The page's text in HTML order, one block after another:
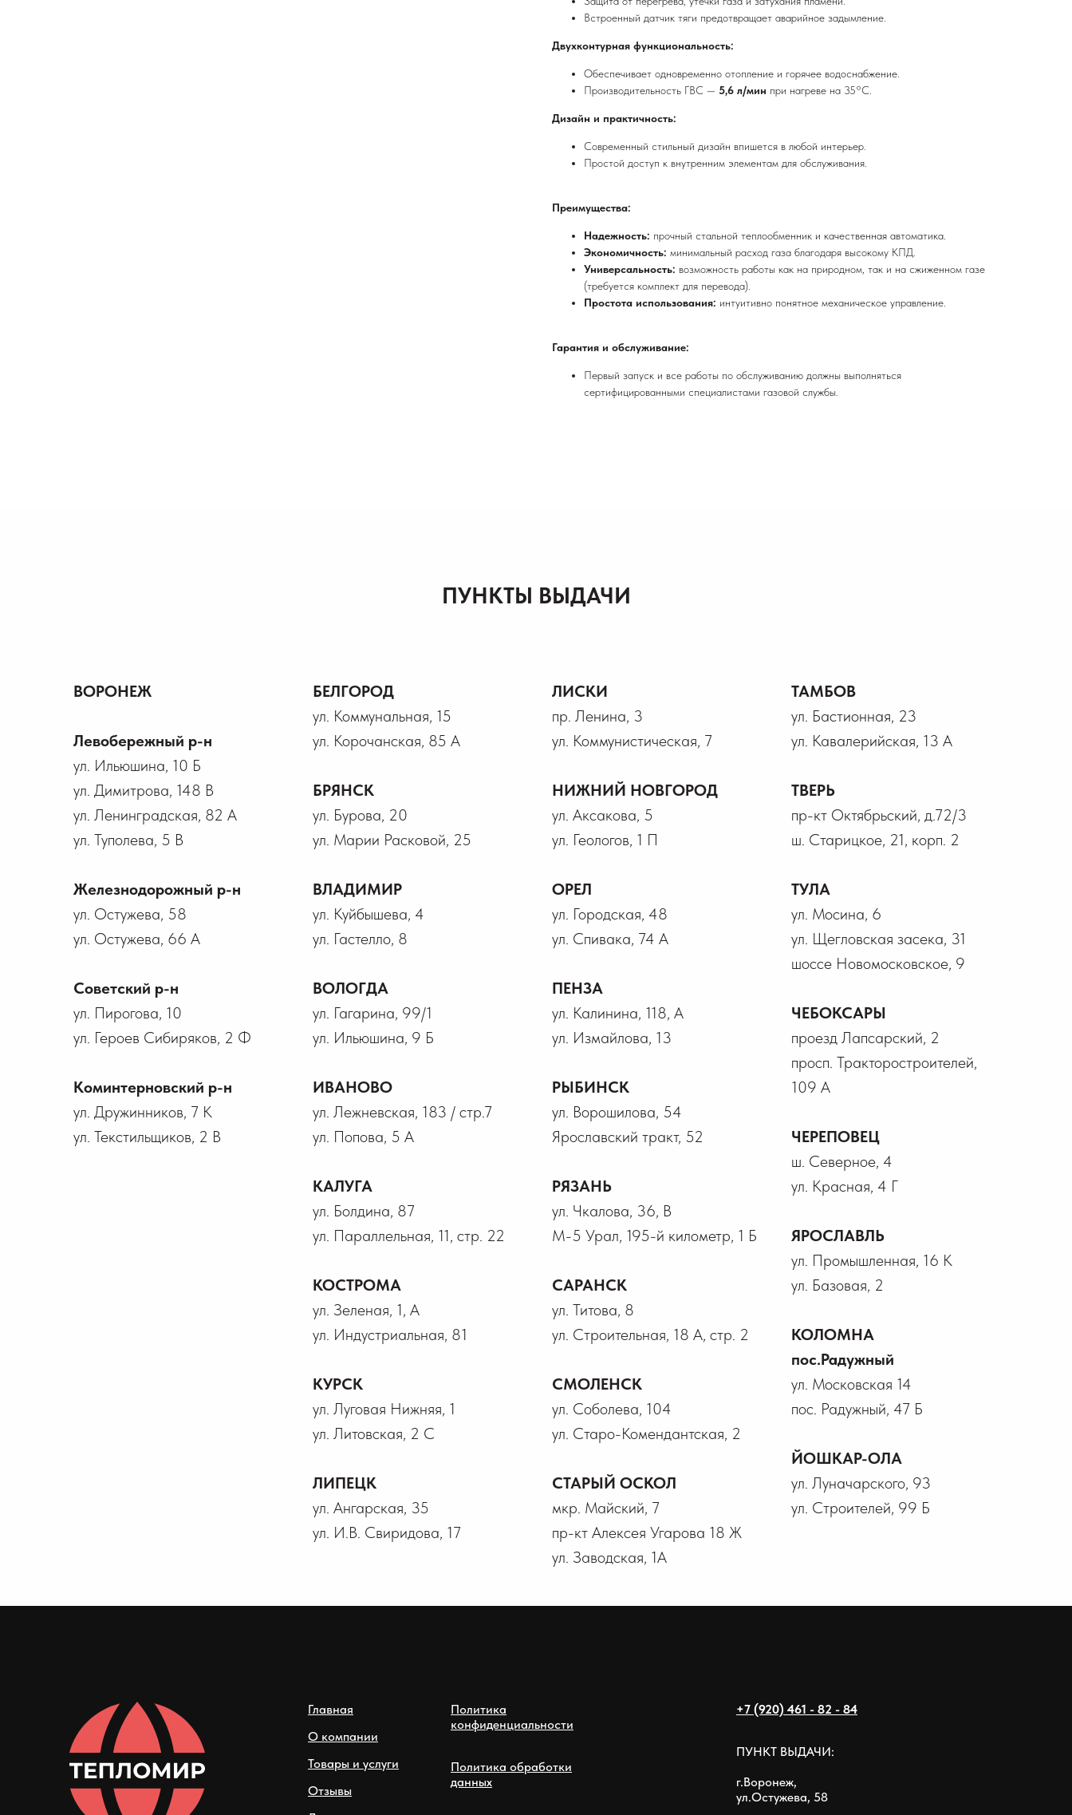
Встроенный датчик тяги предотвращает аварийное задымление.
Двухконтурная функциональность:
Обеспечивает одновременно отопление и горячее водоснабжение.
Производительность ГВС — 5,6 л/мин при нагреве на 35°C.
Дизайн и практичность:
Современный стильный дизайн впишется в любой интерьер.
Простой доступ к внутренним элементам для обслуживания.
Преимущества:
Надежность: прочный стальной теплообменник и качественная автоматика.
Экономичность: минимальный расход газа благодаря высокому КПД.
Универсальность: возможность работы как на природном, так и на сжиженном газе
(требуется комплект для перевода).
Простота использования: интуитивно понятное механическое управление.
Гарантия и обслуживание:
Первый запуск и все работы по обслуживанию должны выполняться
сертифицированными специалистами газовой службы.
ПУНКТЫ ВЫДАЧИ
ВОРОНЕЖ
Левобережный р-н
ул. Ильюшина, 10 Б
ул. Димитрова, 148 В
ул. Ленинградская, 82 А
ул. Туполева, 5 В
Железнодорожный р-н
ул. Остужева, 58
ул. Остужева, 66 А
Советский р-н
ул. Пирогова, 10
ул. Героев Сибиряков, 2 Ф
Коминтерновский р-н
ул. Дружинников, 7 К
ул. Текстильщиков, 2 В
БЕЛГОРОД
ул. Коммунальная, 15
ул. Корочанская, 85 А
БРЯНСК
ул. Бурова, 20
ул. Марии Расковой, 25
ВЛАДИМИР
ул. Куйбышева, 4
ул. Гастелло, 8
ВОЛОГДА
ул. Гагарина, 99/1
ул. Ильюшина, 9 Б
ИВАНОВО
ул. Лежневская, 183 / стр.7
ул. Попова, 5 А
КАЛУГА
ул. Болдина, 87
ул. Параллельная, 11, стр. 22
КОСТРОМА
ул. Зеленая, 1, А
ул. Индустриальная, 81
КУРСК
ул. Луговая Нижняя, 1
ул. Литовская, 2 С
ЛИПЕЦК
ул. Ангарская, 35
ул. И.В. Свиридова, 17
ЛИСКИ
пр. Ленина, 3
ул. Коммунистическая, 7
НИЖНИЙ НОВГОРОД
ул. Аксакова, 5
ул. Геологов, 1 П
ОРЕЛ
ул. Городская, 48
ул. Спивака, 74 А
ПЕНЗА
ул. Калинина, 118, А
ул. Измайлова, 13
РЫБИНСК
ул. Ворошилова, 54
Ярославский тракт, 52
РЯЗАНЬ
ул. Чкалова, 36, В
М-5 Урал, 195-й километр, 1 Б
САРАНСК
ул. Титова, 8
ул. Строительная, 18 А, стр. 2
СМОЛЕНСК
ул. Соболева, 104
ул. Старо-Комендантская, 2
СТАРЫЙ ОСКОЛ
мкр. Майский, 7
пр-кт Алексея Угарова 18 Ж
ул. Заводская, 1А
ТАМБОВ
ул. Бастионная, 23
ул. Кавалерийская, 13 А
ТВЕРЬ
пр-кт Октябрьский, д.72/3
ш. Старицкое, 21, корп. 2
ТУЛА
ул. Мосина, 6
ул. Щегловская засека, 31
шоссе Новомосковское, 9
ЧЕБОКСАРЫ
проезд Лапсарский, 2
просп. Тракторостроителей,
109 А
ЧЕРЕПОВЕЦ
ш. Северное, 4
ул. Красная, 4 Г
ЯРОСЛАВЛЬ
ул. Промышленная, 16 К
ул. Базовая, 2
КОЛОМНА
пос.Радужный
ул. Московская 14
пос. Радужный, 47 Б
ЙОШКАР-ОЛА
ул. Луначарского, 93
ул. Строителей, 99 Б
Главная
О компании
Товары и услуги
Отзывы
Политика
конфиденциальности
Политика обработки
данных
+7 (920) 461 - 82 - 84
ПУНКТ ВЫДАЧИ:
г.Воронеж,
ул.Остужева, 58